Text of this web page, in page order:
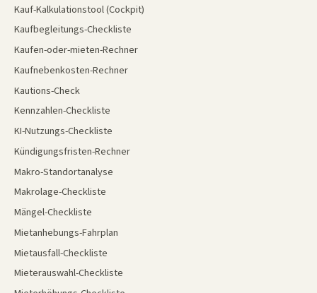
Kauf-Kalkulationstool (Cockpit)
Kaufbegleitungs-Checkliste
Kaufen-oder-mieten-Rechner
Kaufnebenkosten-Rechner
Kautions-Check
Kennzahlen-Checkliste
KI-Nutzungs-Checkliste
Kündigungsfristen-Rechner
Makro-Standortanalyse
Makrolage-Checkliste
Mängel-Checkliste
Mietanhebungs-Fahrplan
Mietausfall-Checkliste
Mieterauswahl-Checkliste